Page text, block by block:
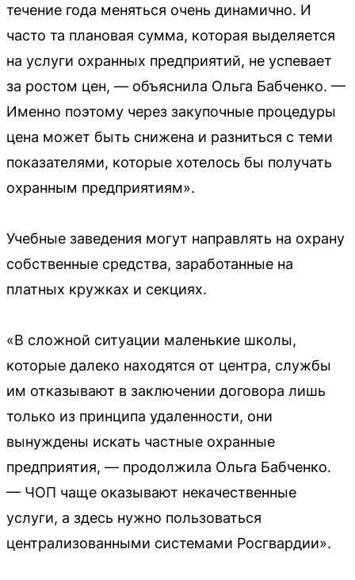
течение года меняться очень динамично. И
часто та плановая сумма, которая выделяется
на услуги охранных предприятий, не успевает
за ростом цен, — объяснила Ольга Бабченко. —
Именно поэтому через закупочные процедуры
цена может быть снижена и разниться с теми
показателями, которые хотелось бы получать
охранным предприятиям».
Учебные заведения могут направлять на охрану
собственные средства, заработанные на
платных кружках и секциях.
«В сложной ситуации маленькие школы,
которые далеко находятся от центра, службы
им отказывают в заключении договора лишь
только из принципа удаленности, они
вынуждены искать частные охранные
предприятия, — продолжила Ольга Бабченко.
— ЧОП чаще оказывают некачественные
услуги, а здесь нужно пользоваться
централизованными системами Росгвардии».